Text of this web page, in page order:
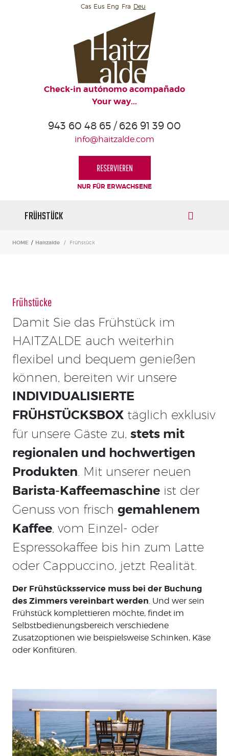
Cas Eus Eng Fra Deu
Check-in autónomo acompañado
Your way...
943 60 48 65 / 626 91 39 00
info@haitzalde.com
RESERVIEREN
NUR FÜR ERWACHSENE
FRÜHSTÜCK
GEMEINSCHAFTSBEREICHE
HAITZALDE
HOME / Haitzalde Frühstück
Frühstücke
Damit Sie das Frühstück im
HAITZALDE auch weiterhin
flexibel und bequem genießen
können, bereiten wir unsere
INDIVIDUALISIERTE
FRÜHSTÜCKSBOX täglich exklusiv
für unsere Gäste zu, stets mit
regionalen und hochwertigen
Produkten . Mit unserer neuen
Barista-Kaffeemaschine ist der
Genuss von frisch gemahlenem
Kaffee, vom Einzel- oder
Espressokaffee bis hin zum Latte
oder Cappuccino, jetzt Realität.
Der Frühstücksservice muss bei der Buchung
des Zimmers vereinbart werden. Und wer sein
Frühstück komplettieren möchte, findet im
Selbstbedienungsbereich verschiedene
Zusatzoptionen wie beispielsweise Schinken, Käse
oder Konfitüren.